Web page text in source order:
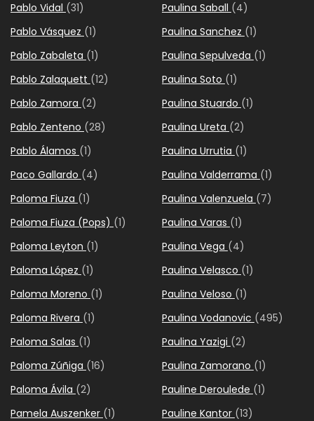
Pablo Vidal (31)
Pablo Vásquez (1)
Pablo Zabaleta (1)
Pablo Zalaquett (12)
Pablo Zamora (2)
Pablo Zenteno (28)
Pablo Álamos (1)
Paco Gallardo (4)
Paloma Fiuza (1)
Paloma Fiuza (Pops) (1)
Paloma Leyton (1)
Paloma López (1)
Paloma Moreno (1)
Paloma Rivera (1)
Paloma Salas (1)
Paloma Zúñiga (16)
Paloma Ávila (2)
Pamela Auszenker (1)
Paulina Saball (4)
Paulina Sanchez (1)
Paulina Sepulveda (1)
Paulina Soto (1)
Paulina Stuardo (1)
Paulina Ureta (2)
Paulina Urrutia (1)
Paulina Valderrama (1)
Paulina Valenzuela (7)
Paulina Varas (1)
Paulina Vega (4)
Paulina Velasco (1)
Paulina Veloso (1)
Paulina Vodanovic (495)
Paulina Yazigi (2)
Paulina Zamorano (1)
Pauline Deroulede (1)
Pauline Kantor (13)